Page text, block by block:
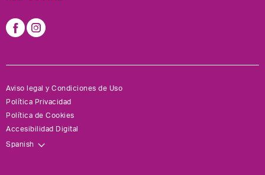
Aviso legal y Condiciones de Uso
Política Privacidad
Política de Cookies
Accesibilidad Digital
Spanish